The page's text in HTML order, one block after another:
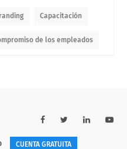
Capacitación
de los empleados
CUENTA GRATUITA